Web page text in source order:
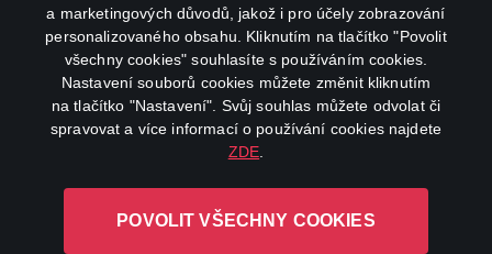
a marketingových důvodů, jakož i pro účely zobrazování
personalizovaného obsahu. Kliknutím na tlačítko "Povolit
všechny cookies" souhlasíte s používáním cookies.
Nastavení souborů cookies můžete změnit kliknutím
na tlačítko "Nastavení". Svůj souhlas můžete odvolat či
spravovat a více informací o používání cookies najdete
ZDE
POVOLIT VŠECHNY COOKIES
youtube
L-1246 Luxembourg R.C.S.